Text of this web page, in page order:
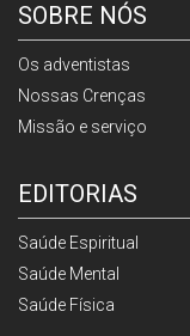
SOBRE NÓS
Os adventistas
Nossas Crenças
Missão e serviço
EDITORIAS
Saúde Espiritual
Saúde Mental
Saúde Física